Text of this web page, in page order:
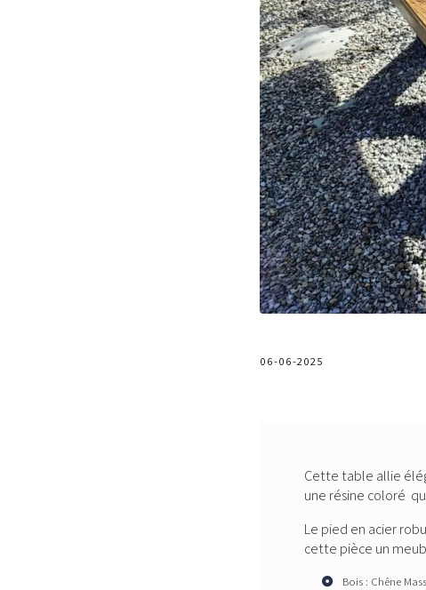
06-06-2025
Cette table allie
une résine coloré
Le pied en acier
cette pièce un
Bois : Chêne